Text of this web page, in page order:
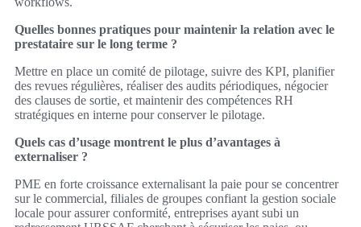
Quelles bonnes pratiques pour maintenir la relation avec le
prestataire sur le long terme ?
Mettre en place un comité de pilotage, suivre des KPI, planifier
des revues régulières, réaliser des audits périodiques, négocier
des clauses de sortie, et maintenir des compétences RH
stratégiques en interne pour conserver le pilotage.
Quels cas d’usage montrent le plus d’avantages à
externaliser ?
PME en forte croissance externalisant la paie pour se concentrer
sur le commercial, filiales de groupes confiant la gestion sociale
locale pour assurer conformité, entreprises ayant subi un